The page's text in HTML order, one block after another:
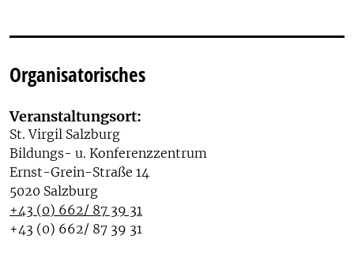
Organisatorisches
Veranstaltungsort:
St. Virgil Salzburg
Bildungs- u. Konferenzzentrum
Ernst-Grein-Straße 14
5020 Salzburg
+43 (0) 662/ 87 39 31
+43 (0) 662/ 87 39 31